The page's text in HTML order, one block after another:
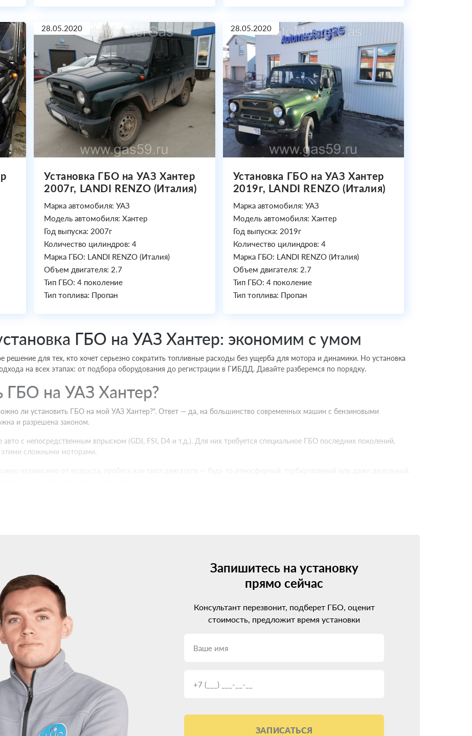
28.05.2020
Установка ГБО на УАЗ Хантер
2007г, LANDI RENZO (Италия)
Марка автомобиля: УАЗ
Модель автомобиля: Хантер
Год выпуска: 2007г
Количество цилиндров: 4
Марка ГБО: LANDI RENZO (Италия)
Объем двигателя: 2.7
Тип ГБО: 4 поколение
Тип топлива: Пропан
28.05.2020
Установка ГБО на УАЗ Хантер
2019г, LANDI RENZO (Италия)
Марка автомобиля: УАЗ
Модель автомобиля: Хантер
Год выпуска: 2019г
Количество цилиндров: 4
Марка ГБО: LANDI RENZO (Италия)
Объем двигателя: 2.7
Тип ГБО: 4 поколение
Тип топлива: Пропан
ГБО на УАЗ Хантер: экономим с умом
решение для тех, кто хочет серьезно сократить топливные расходы без ущерба для мотора и динамики. Но установка
на всех этапах: от подбора оборудования до регистрации в ГИБДД. Давайте разберемся по порядку.
на УАЗ Хантер?
ли установить ГБО на мой УАЗ Хантер?". Ответ — да, на большинство современных машин с бензиновыми
и разрешена законом.
с непосредственным впрыском (GDI, FSI, D4 и т.д.). Для них требуется специальное ГБО последних поколений,
этими сложными моторами.
моторы УАЗ Хантер с непосредственным впрыском. Такое оборудование стоит дороже, но зато идеально
двигателя.
Хантер: профессиональный подход
время искать, где установить газовое оборудование. И тут очень важно не ошибиться с выбором установочного
при неграмотной установке ГБО может доставить немало проблем вместо ожидаемой экономии.
на УАЗ Хантер? Обращайте внимание на:
систем.
ГБО.
работы.
при консультации.
Запишитесь на установку
прямо сейчас
Консультант перезвонит, подберет ГБО, оценит
стоимость, предложит время установки
ЗАПИСАТЬСЯ